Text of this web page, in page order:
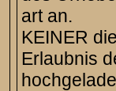
art an.
KEINER
Erlaubnis